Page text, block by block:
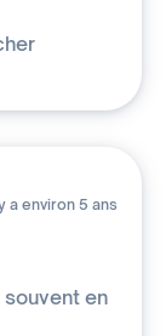
a environ 5 ans
en